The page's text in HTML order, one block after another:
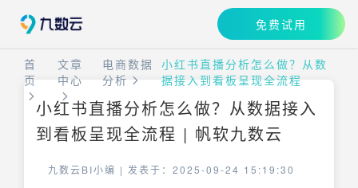
免费试用
首
页
文章
中心
电商数据
分析
小红书直播分析怎么做？从数
据接入到看板呈现全流程
小红书直播分析怎么做？从数据接入
到看板呈现全流程 | 帆软九数云
九数云BI小编 | 发表于：2025-09-24 15:19:30